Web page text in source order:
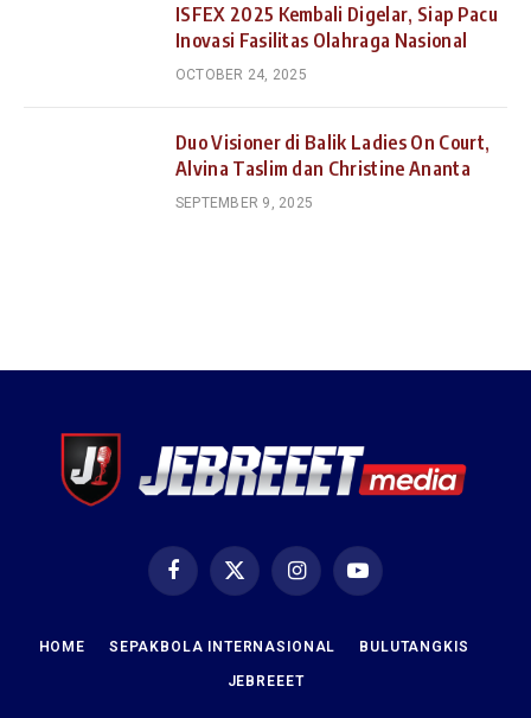
ISFEX 2025 Kembali Digelar, Siap Pacu
Inovasi Fasilitas Olahraga Nasional
OCTOBER 24, 2025
Duo Visioner di Balik Ladies On Court,
Alvina Taslim dan Christine Ananta
SEPTEMBER 9, 2025
FacebookX
(Twitter)
InstagramYouTube
HOME SEPAKBOLA INTERNASIONAL BULUTANGKIS
JEBREEET